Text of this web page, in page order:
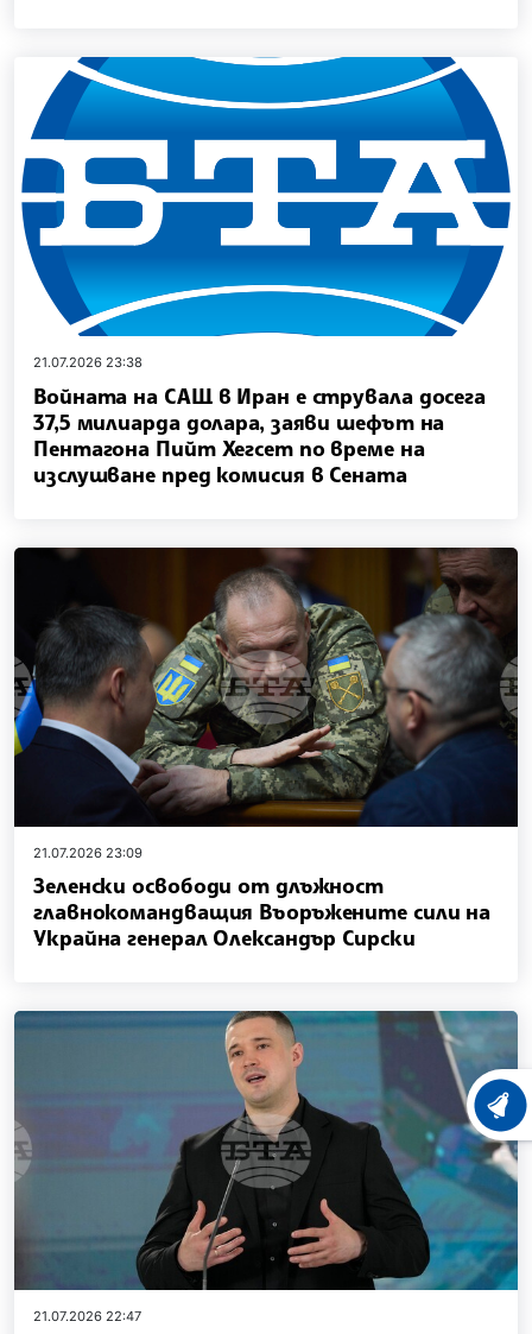
21.07.2026 23:38
Войната на САЩ в Иран е струвала досега
37,5 милиарда долара, заяви шефът на
Пентагона Пийт Хегсет по време на
изслушване пред комисия в Сената
21.07.2026 23:09
Зеленски освободи от длъжност
главнокомандващия Въоръжените сили на
Украйна генерал Олександър Сирски
21.07.2026 22:47